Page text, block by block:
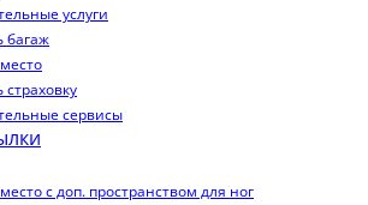
услуги
багаж
сервисы
с доп. пространством для ног